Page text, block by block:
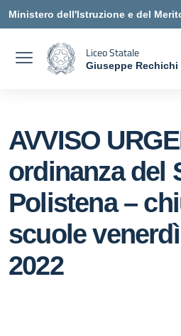
Vai ai contenuti
Vai al menu di navigazione
Vai al footer
Ministero dell'Istruzione e del
Liceo Statale
Giuseppe Rechichi
AVVISO
ordinanza del
Polistena –
scuole
2022